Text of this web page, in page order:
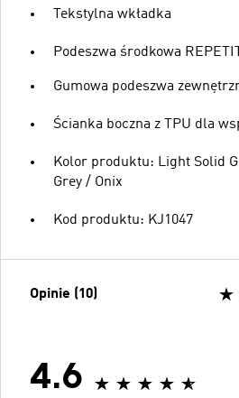
Tekstylna wkładka
Podeszwa środkowa
Gumowa podeszwa
Ścianka boczna z TPU dla
Kolor produktu: Light Solid
Grey / Onix
Kod produktu: KJ1047
Opinie (10)
4.6